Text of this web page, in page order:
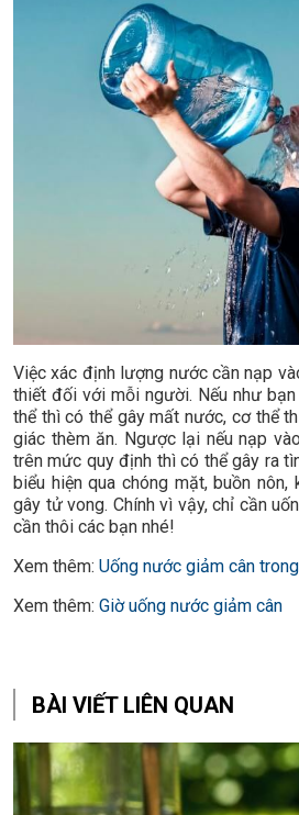
Việc xác định lượng nước cần nạp
thiết đối với mỗi người. Nếu như
thể thì có thể gây mất nước, cơ thể
giác thèm ăn. Ngược lại nếu nạp
trên mức quy định thì có thể gây ra
biểu hiện qua chóng mặt, buồn
gây tử vong. Chính vì vậy, chỉ cần
cần thôi các bạn nhé!
Xem thêm: Uống nước giảm cân
Xem thêm: Giờ uống nước giảm cân
BÀI VIẾT LIÊN QUAN